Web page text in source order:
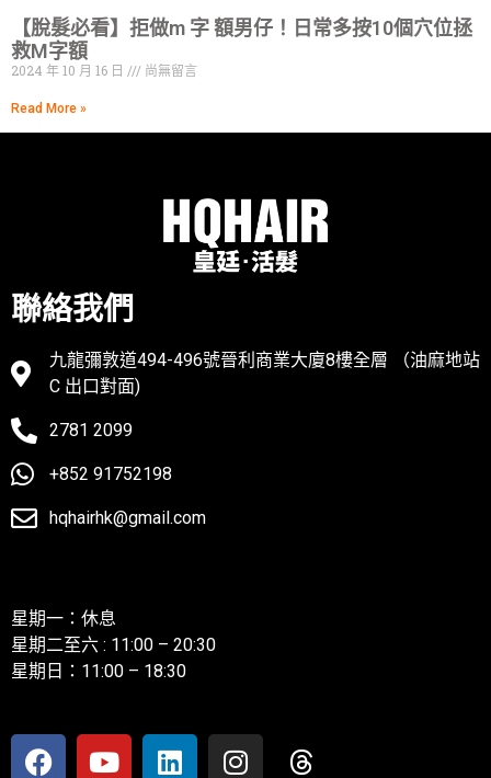
【脫髮必看】拒做m 字 額男仔！日常多按10個穴位拯
救M字額
2024 年 10 月 16 日 尚無留言
Read More »
聯絡我們
九龍彌敦道494-496號晉利商業大廈8樓全層 （油麻地站
C 出口對面)
2781 2099
+852 91752198
hqhairhk@gmail.com
星期一：休息
星期二至六 : 11:00 – 20:30
星期日：11:00 – 18:30